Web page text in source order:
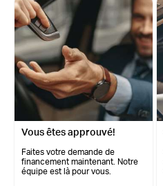
Vous êtes approuvé!
Faites votre demande de
financement maintenant. Notre
équipe est là pour vous.